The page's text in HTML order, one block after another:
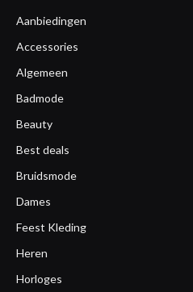
Aanbiedingen
Accessories
Algemeen
Badmode
Beauty
Best deals
Bruidsmode
Dames
Feest Kleding
Heren
Horloges